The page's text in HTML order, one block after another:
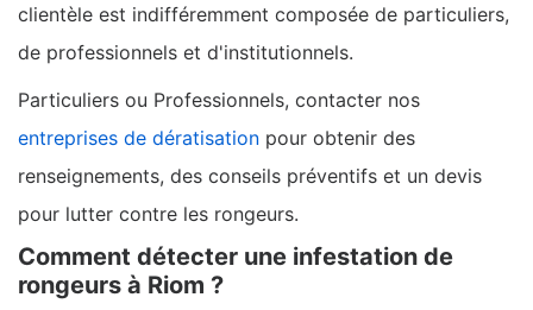
clientèle est indifféremment composée de particuliers,
de professionnels et d'institutionnels.
Particuliers ou Professionnels, contacter nos
entreprises de dératisation pour obtenir des
renseignements, des conseils préventifs et un devis
pour lutter contre les rongeurs.
Comment détecter une infestation de
rongeurs à Riom ?